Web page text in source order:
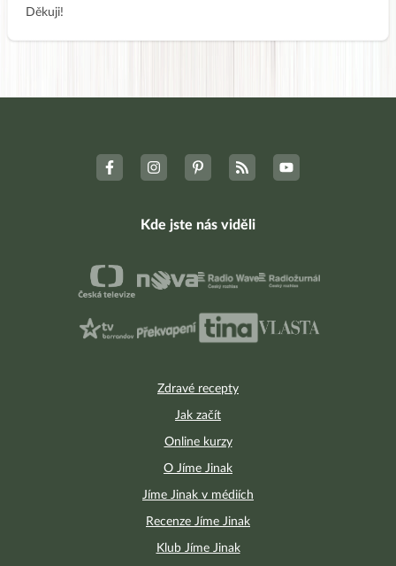
Děkuji!
Zdravé recepty
Jak začít
Online kurzy
O Jíme Jinak
Jíme Jinak v médiích
Recenze Jíme Jinak
Klub Jíme Jinak
Kde jste nás viděli